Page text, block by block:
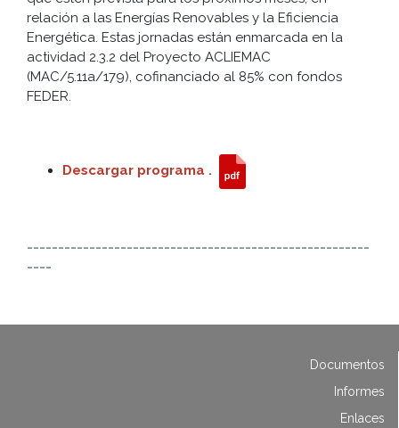
relación a las Energías Renovables y la Eficiencia
Energética. Estas jornadas están enmarcada en la
actividad 2.3.2 del Proyecto ACLIEMAC
(MAC/5.11a/179), cofinanciado al 85% con fondos
FEDER.
Descargar programa .
-------------------------------------------------------
----
Documentos
Informes
Enlaces